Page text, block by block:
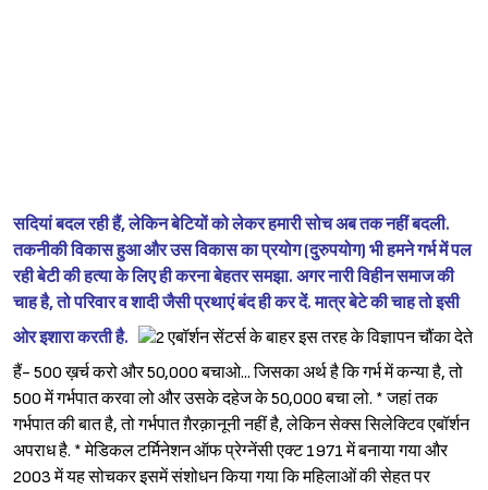
सदियां बदल रही हैं, लेकिन बेटियों को लेकर हमारी सोच अब तक नहीं बदली.
तकनीकी विकास हुआ और उस विकास का प्रयोग (दुरुपयोग) भी हमने गर्भ में पल
रही बेटी की हत्या के लिए ही करना बेहतर समझा. अगर नारी विहीन समाज की
चाह है, तो परिवार व शादी जैसी प्रथाएं बंद ही कर दें. मात्र बेटे की चाह तो इसी
ओर इशारा करती है.
एबॉर्शन सेंटर्स के बाहर इस तरह के विज्ञापन चौंका देते
हैं- 500 ख़र्च करो और 50,000 बचाओ... जिसका अर्थ है कि गर्भ में कन्या है, तो
500 में गर्भपात करवा लो और उसके दहेज के 50,000 बचा लो. * जहां तक
गर्भपात की बात है, तो गर्भपात ग़ैरक़ानूनी नहीं है, लेकिन सेक्स सिलेक्टिव एबॉर्शन
अपराध है. * मेडिकल टर्मिनेशन ऑफ प्रेग्नेंसी एक्ट 1971 में बनाया गया और
2003 में यह सोचकर इसमें संशोधन किया गया कि महिलाओं की सेहत पर